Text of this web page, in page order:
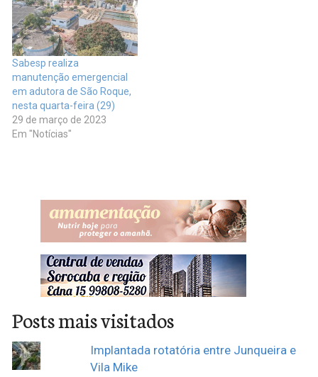
Sabesp realiza
manutenção emergencial
em adutora de São Roque,
nesta quarta-feira (29)
29 de março de 2023
Em "Notícias"
Posts mais visitados
Implantada rotatória entre Junqueira e
Vila Mike